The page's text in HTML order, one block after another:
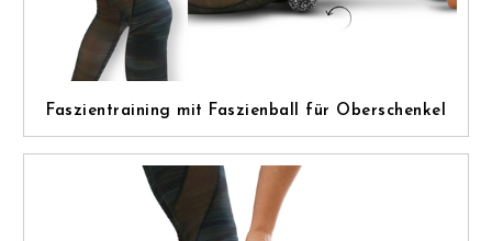
Faszientraining mit Faszienball für Oberschenkel